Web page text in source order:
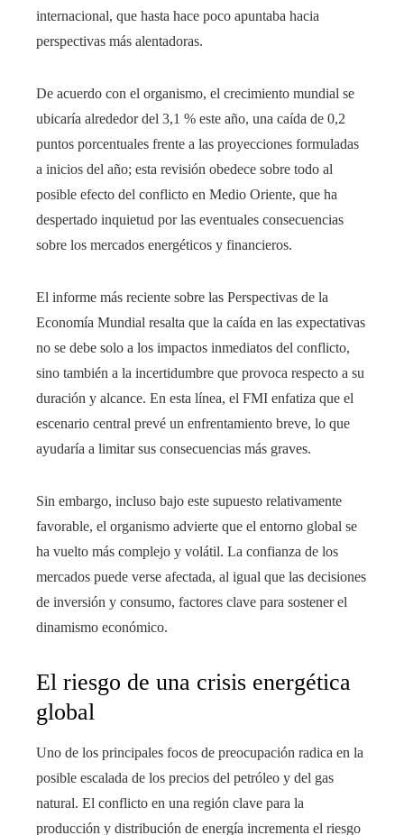
internacional, que hasta hace poco apuntaba hacia
perspectivas más alentadoras.
De acuerdo con el organismo, el crecimiento mundial se
ubicaría alrededor del 3,1 % este año, una caída de 0,2
puntos porcentuales frente a las proyecciones formuladas
a inicios del año; esta revisión obedece sobre todo al
posible efecto del conflicto en Medio Oriente, que ha
despertado inquietud por las eventuales consecuencias
sobre los mercados energéticos y financieros.
El informe más reciente sobre las Perspectivas de la
Economía Mundial resalta que la caída en las expectativas
no se debe solo a los impactos inmediatos del conflicto,
sino también a la incertidumbre que provoca respecto a su
duración y alcance. En esta línea, el FMI enfatiza que el
escenario central prevé un enfrentamiento breve, lo que
ayudaría a limitar sus consecuencias más graves.
Sin embargo, incluso bajo este supuesto relativamente
favorable, el organismo advierte que el entorno global se
ha vuelto más complejo y volátil. La confianza de los
mercados puede verse afectada, al igual que las decisiones
de inversión y consumo, factores clave para sostener el
dinamismo económico.
El riesgo de una crisis energética
global
Uno de los principales focos de preocupación radica en la
posible escalada de los precios del petróleo y del gas
natural. El conflicto en una región clave para la
producción y distribución de energía incrementa el riesgo